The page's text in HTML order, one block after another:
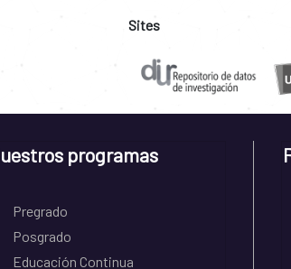
Sites
programas
Pregrado
Posgrado
Educación Continua